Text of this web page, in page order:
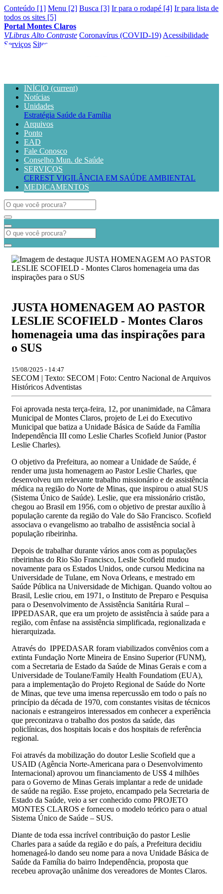
Conteúdo [1] Menu [2] Busca [3] Ir para o rodapé [4] Ir para lista de
todos os sites [5]
Portal Montes Claros
VLibras Alto Contraste Coronavírus (COVID-19) Acessibilidade
Serviços Sites
INÍCIO (current)
Notícias
Unidades
Estratégia Saúde da Família
Arquivos
Ponto
EAD
Fale Conosco
Conselho Mun. de Saúde
SERVIÇOS
CEREST VIGILÂNCIA EM SAÚDE AMBIENTAL
MEDICAMENTOS
JUSTA HOMENAGEM AO PASTOR
LESLIE SCOFIELD - Montes Claros
homenageia uma das inspirações para
o SUS
15/08/2025 - 14:47
SECOM | Texto: SECOM | Foto: Centro Nacional de Arquivos
Históricos Adventistas
Foi aprovada nesta terça-feira, 12, por unanimidade, na Câmara
Municipal de Montes Claros, projeto de Lei do Executivo
Municipal que batiza a Unidade Básica de Saúde da Família
Independência III como Leslie Charles Scofield Junior (Pastor
Leslie Charles).
O objetivo da Prefeitura, ao nomear a Unidade de Saúde, é
render uma justa homenagem ao Pastor Leslie Charles, que
desenvolveu um relevante trabalho missionário e de assistência
médica na região do Norte de Minas, que inspirou o atual SUS
(Sistema Único de Saúde). Leslie, que era missionário cristão,
chegou ao Brasil em 1956, com o objetivo de prestar auxílio à
população carente da região do Vale do São Francisco. Scofield
associava o evangelismo ao trabalho de assistência social à
população ribeirinha.
Depois de trabalhar durante vários anos com as populações
ribeirinhas do Rio São Francisco, Leslie Scofield mudou
novamente para os Estados Unidos, onde cursou Medicina na
Universidade de Tulane, em Nova Orleans, e mestrado em
Saúde Pública na Universidade de Michigan. Quando voltou ao
Brasil, Leslie criou, em 1971, o Instituto de Preparo e Pesquisa
para o Desenvolvimento de Assistência Sanitária Rural –
IPPEDASAR, que era um projeto de assistência à saúde para a
região, com ênfase na assistência simplificada, regionalizada e
hierarquizada.
Através do IPPEDASAR foram viabilizados convênios com a
extinta Fundação Norte Mineira de Ensino Superior (FUNM),
com a Secretaria de Estado da Saúde de Minas Gerais e com a
Universidade de Toulane/Family Health Foundatiom (EUA),
para a implementação do Projeto Regional de Saúde do Norte
de Minas, que teve uma imensa repercussão em todo o país no
princípio da década de 1970, com constantes visitas de técnicos
nacionais e estrangeiros interessados em conhecer a experiência
que preconizava o trabalho dos postos da saúde, das
policlínicas, dos hospitais locais e dos hospitais de referência
regional.
Foi através da mobilização do doutor Leslie Scofield que a
USAID (Agência Norte-Americana para o Desenvolvimento
Internacional) aprovou um financiamento de US$ 4 milhões
para o Governo de Minas Gerais implantar a rede de unidade
de saúde na região. Esse projeto, encampado pela Secretaria de
Estado da Saúde, veio a ser conhecido como PROJETO
MONTES CLAROS e forneceu o modelo teórico para o atual
Sistema Único de Saúde – SUS.
Diante de toda essa incrível contribuição do pastor Leslie
Charles para a saúde da região e do país, a Prefeitura decidiu
homenageá-lo dando seu nome para a nova Unidade Básica de
Saúde da Família do bairro Independência, proposta que
recebeu aprovação unânime dos vereadores de Montes Claros.